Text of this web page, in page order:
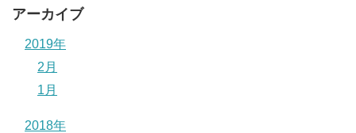
アーカイブ
2019年
2月
1月
2018年